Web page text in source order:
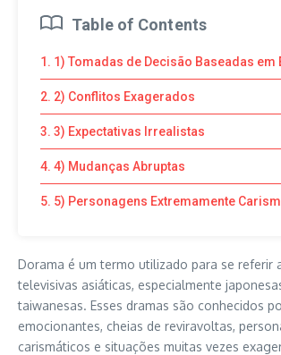
Table of Contents
1. 1) Tomadas de Decisão Baseadas em
2. 2) Conflitos Exagerados
3. 3) Expectativas Irrealistas
4. 4) Mudanças Abruptas
5. 5) Personagens Extremamente
Dorama é um termo utilizado para se referir
televisivas asiáticas, especialmente
taiwanesas. Esses dramas são conhecidos
emocionantes, cheias de reviravoltas,
carismáticos e situações muitas vezes